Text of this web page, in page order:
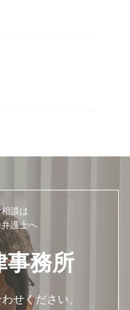
談は
護士へ
事務所
せください。